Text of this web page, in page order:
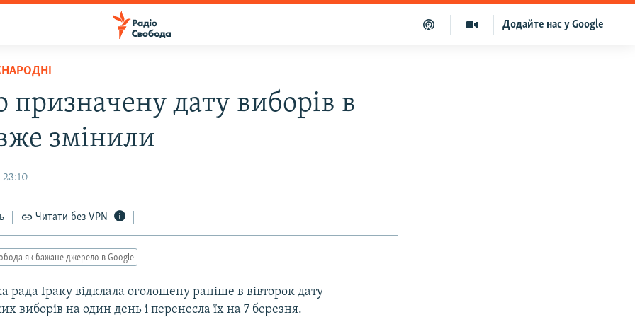
Додайте нас у Google
дату виборів в
змінили
Читати без VPN
як бажане джерело в Google
рада Іраку відклала оголошену раніше в вівторок дату
виборів на один день і перенесла їх на 7 березня.